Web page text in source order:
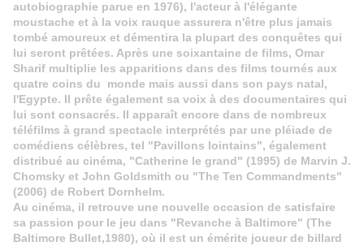
autobiographie parue en 1976), l'acteur à l'élégante
moustache et à la voix rauque assurera n'être plus jamais
tombé amoureux et démentira la plupart des conquêtes qui
lui seront prêtées. Après une soixantaine de films, Omar
Sharif multiplie les apparitions dans des films tournés aux
quatre coins du monde mais aussi dans son pays natal,
l'Egypte. Il prête également sa voix à des documentaires qui
lui sont consacrés. Il apparaît encore dans de nombreux
téléfilms à grand spectacle interprétés par une pléiade de
comédiens célèbres, tel "Pavillons lointains", également
distribué au cinéma, "Catherine le grand" (1995) de Marvin J.
Chomsky et John Goldsmith ou "The Ten Commandments"
(2006) de Robert Dornhelm.
Au cinéma, il retrouve une nouvelle occasion de satisfaire
sa passion pour le jeu dans "Revanche à Baltimore" (The
Baltimore Bullet,1980), où il est un émérite joueur de billard